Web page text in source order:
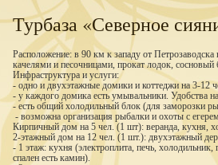
Турбаза «Северное
Расположение: в 90 км к западу от
качелями и песочницами, прокат лодок,
Инфраструктура и услуги:
- одно и двухэтажные домики и коттеджи на 3-12
- у каждого домика есть умывальники. Удобства
- есть общий холодильный блок (для заморозки
- возможна организация рыбалки и охоты с
Кирпичный дом на 5 чел. (1 шт): веранда, кухня,
2-этажный дом на 12 чел. (1 шт.): двухэтажный
- 1 этаж: кухня (электроплита, печь,
спален есть камин).